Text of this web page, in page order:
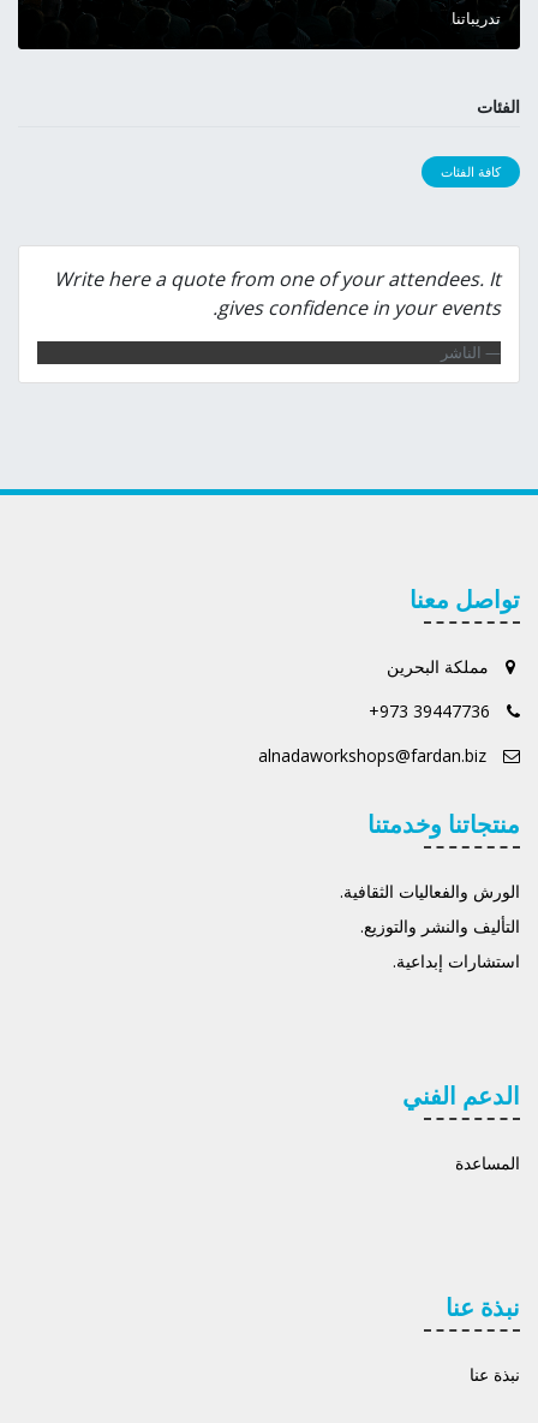
تدريباتنا
الفئات
كافة الفئات
Write here a quote from one of your attendees. It
gives confidence in your events.
الناشر
تواصل معنا
مملكة البحرين
+973 39447736
alnadaworkshops@fardan.biz
منتجاتنا وخدمتنا
الورش والفعاليات الثقافية.
التأليف والنشر والتوزيع.
استشارات إبداعية.
الدعم الفني
المساعدة
نبذة عنا
نبذة عنا